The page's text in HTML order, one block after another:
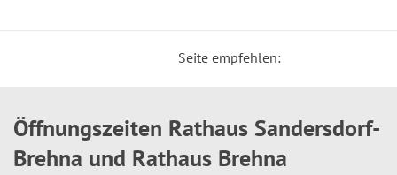
Seite empfehlen:
Öffnungszeiten Rathaus Sandersdorf-
Brehna und Rathaus Brehna